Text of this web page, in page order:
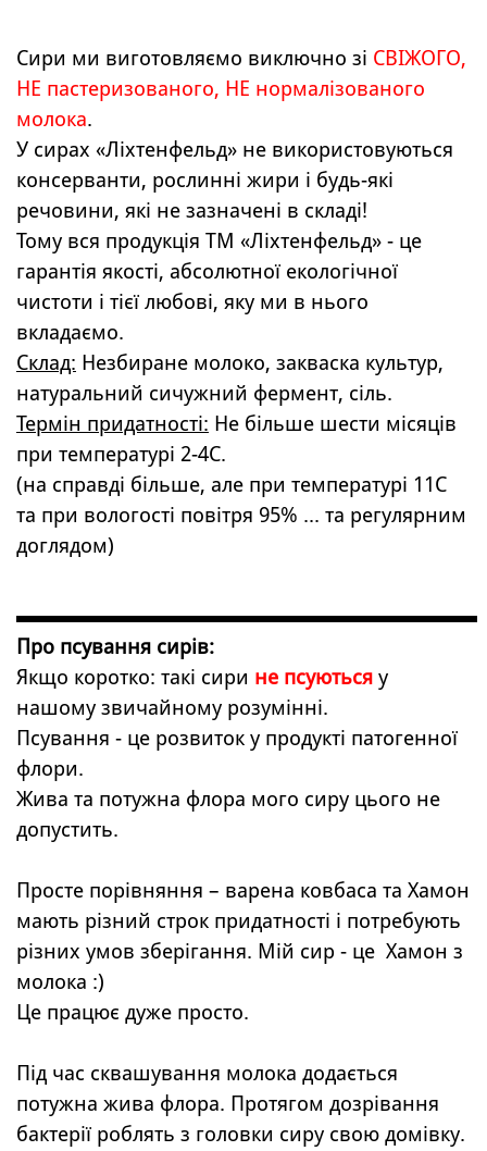
Сири ми виготовляємо виключно зі СВІЖОГО,
НЕ пастеризованого, НЕ нормалізованого
молока.
У сирах «Ліхтенфельд» не використовуються
консерванти, рослинні жири і будь-які
речовини, які не зазначені в складі!
Тому вся продукція ТМ «Ліхтенфельд» - це
гарантія якості, абсолютної екологічної
чистоти і тієї любові, яку ми в нього
вкладаємо.
Склад: Незбиране молоко, закваска культур,
натуральний сичужний фермент, сіль.
Термін придатності: Не більше шести місяців
при температурі 2-4C.
(на справді більше, але при температурі 11С
та при вологості повітря 95% ... та регулярним
доглядом)
Про псування сирів:
Якщо коротко: такі сири не псуються у
нашому звичайному розумінні.
Псування - це розвиток у продукті патогенної
флори.
Жива та потужна флора мого сиру цього не
допустить.
Просте порівняння – варена ковбаса та Хамон
мають різний строк придатності і потребують
різних умов зберігання. Мій сир - це Хамон з
молока :)
Це працює дуже просто.
Під час сквашування молока додається
потужна жива флора. Протягом дозрівання
бактерії роблять з головки сиру свою домівку.